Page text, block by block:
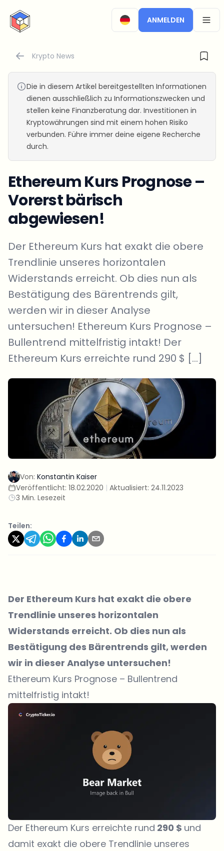
CryptoTicker
ANMELDEN
Krypto News
Die in diesem Artikel bereitgestellten Informationen
dienen ausschließlich zu Informationszwecken und
stellen keine Finanzberatung dar. Investitionen in
Kryptowährungen sind mit einem hohen Risiko
verbunden. Führe immer deine eigene Recherche
durch.
Ethereum Kurs Prognose –
Vorerst bärisch
abgewiesen!
Der Ethereum Kurs hat exakt die obere
Trendlinie unseres horizontalen
Widerstands erreicht. Ob dies nun als
Bestätigung des Bärentrends gilt,
werden wir in dieser Analyse
untersuchen! Ethereum Kurs Prognose –
Bullentrend mittelfristig intakt! Der
Ethereum Kurs erreichte rund 290 $ […]
Von: Konstantin Kaiser
Veröffentlicht: 18.02.2020 | Aktualisiert: 24.11.2023
3 Min. Lesezeit
Teilen:
Der Ethereum Kurs hat exakt die obere
Trendlinie unseres horizontalen
Widerstands erreicht. Ob dies nun als
Bestätigung des Bärentrends gilt, werden
wir in dieser Analyse untersuchen!
Ethereum Kurs Prognose – Bullentrend
mittelfristig intakt!
Der Ethereum Kurs erreichte rund 290 $ und
damit exakt die obere Trendlinie unseres